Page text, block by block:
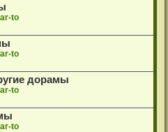
ar-to
ar-to
дорамы
ar-to
ar-to